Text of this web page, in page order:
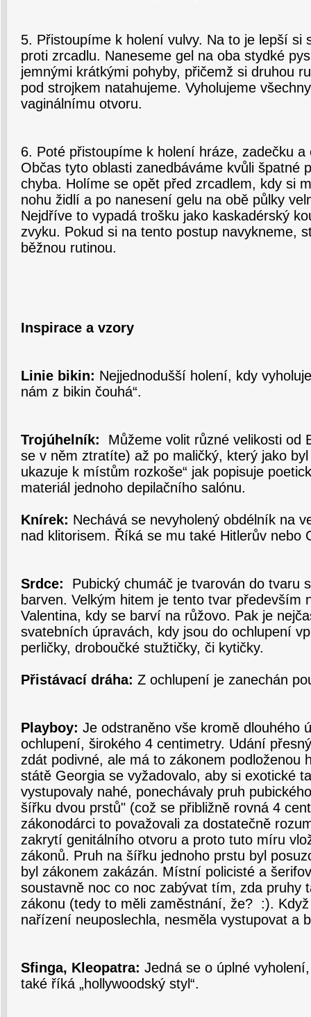
5. Přistoupíme k holení vulvy. Na to je lepší si
proti zrcadlu. Naneseme gel na oba stydké
jemnými krátkými pohyby, přičemž si druhou
pod strojkem natahujeme. Vyholujeme
vaginálnímu otvoru.
6. Poté přistoupíme k holení hráze, zadečku
Občas tyto oblasti zanedbáváme kvůli špatné
chyba. Holíme se opět před zrcadlem, kdy si
nohu židlí a po nanesení gelu na obě půlky
Nejdříve to vypadá trošku jako kaskadérský
zvyku. Pokud si na tento postup navykneme,
běžnou rutinou.
Inspirace a vzory
Linie bikin: Nejjednodušší holení, kdy
nám z bikin čouhá“.
Trojúhelník:
Můžeme volit různé velikosti od
se v něm ztratíte) až po maličký, který jako
ukazuje k místům rozkoše“ jak popisuje
materiál jednoho depilačního salónu.
Knírek: Nechává se nevyholený obdélník na
nad klitorisem. Říká se mu také Hitlerův nebo
Srdce: Pubický chumáč je tvarován do tvaru
barven. Velkým hitem je tento tvar především
Valentina, kdy se barví na růžovo. Pak je
svatebních úpravách, kdy jsou do ochlupení
perličky, droboučké stužtičky, či kytičky.
Přistávací dráha: Z ochlupení je zanechán
Playboy: Je odstraněno vše kromě dlouhého
ochlupení, širokého 4 centimetry. Udání
zdát podivné, ale má to zákonem podloženou
státě Georgia se vyžadovalo, aby si exotické
vystupovaly nahé, ponechávaly pruh
šířku dvou prstů" (což se přibližně rovná 4
zákonodárci to považovali za dostatečně
zakrytí genitálního otvoru a proto tuto míru
zákonů. Pruh na šířku jednoho prstu byl
byl zákonem zakázán. Místní policisté a
soustavně noc co noc zabývat tím, zda pruhy
zákonu (tedy to měli zaměstnání, že? :).
nařízení neuposlechla, nesměla vystupovat a
Sfinga, Kleopatra: Jedná se o úplné
také říká „hollywoodský styl“.